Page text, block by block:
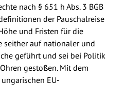
nach § 651 h Abs. 3 BGB
der Pauschalreise
und Fristen für die
seither auf nationaler und
geführt und sei bei Politik
gestoßen. Mit dem
EU-